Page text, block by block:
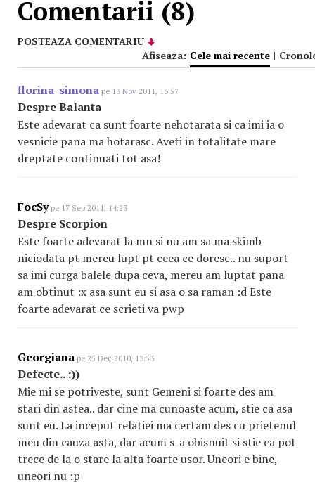
Comentarii (8)
POSTEAZA COMENTARIU
Afiseaza: Cele mai recente |
florina-simona pe 13 Nov 2011, 16:57
Despre Balanta
Este adevarat ca sunt foarte nehotarata si ca imi ia o
vesnicie pana ma hotarasc. Aveti in totalitate mare
dreptate continuati tot asa!
FocSype 17 Sep 2011, 14:23
Despre Scorpion
Este foarte adevarat la mn si nu am sa ma skimb
niciodata pt mereu lupt pt ceea ce doresc.. nu suport
sa imi curga balele dupa ceva, mereu am luptat pana
am obtinut :x asa sunt eu si asa o sa raman :d Este
foarte adevarat ce scrieti va pwp
Georgiana pe 25 Dec 2010, 13:53
Defecte.. :))
Mie mi se potriveste, sunt Gemeni si foarte des am
stari din astea.. dar cine ma cunoaste acum, stie ca asa
sunt eu. La inceput relatiei ma certam des cu prietenul
meu din cauza asta, dar acum s-a obisnuit si stie ca pot
trece de la o stare la alta foarte usor. Uneori e bine,
uneori nu :p